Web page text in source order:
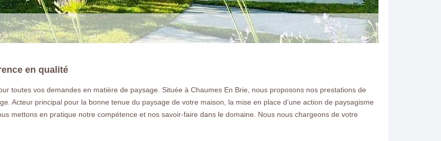
LA RÉFÉRENCE EN ELAGAGE
en qualité
toutes vos demandes en matière de paysage. Située à Chaumes En Brie, nous proposons nos prestations de
Acteur principal pour la bonne tenue du paysage de votre maison, la mise en place d’une action de paysagisme
mettons en pratique notre compétence et nos savoir-faire dans le domaine. Nous nous chargeons de votre